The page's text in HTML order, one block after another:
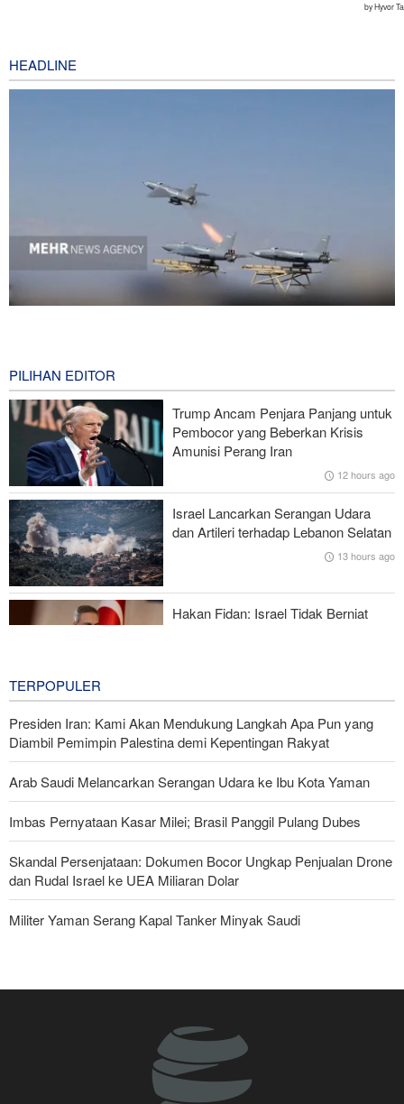
HEADLINE
Brigjen Akrami Nia: Artesh dalam Kondisi Siaga Penuh
Foreign Policy: Riyadh Terjepit di Antara Iran dan Ansarullah,
Kebijakan Ini Gagal
Brigjen Ebnolreza: Teknologi Iran Lebih Unggul daripada Sistem
Impor Mana Pun di Kawasan
Mengapa AS Nyaris Kehabisan Senjata dalam perang melawan
Iran?
PILIHAN EDITOR
Trump Ancam Penjara Panjang untuk
Pembocor yang Beberkan Krisis
Amunisi Perang Iran
12 hours ago
Israel Lancarkan Serangan Udara
dan Artileri terhadap Lebanon Selatan
13 hours ago
Hakan Fidan: Israel Tidak Berniat
TERPOPULER
Presiden Iran: Kami Akan Mendukung Langkah Apa Pun yang
Diambil Pemimpin Palestina demi Kepentingan Rakyat
Arab Saudi Melancarkan Serangan Udara ke Ibu Kota Yaman
Imbas Pernyataan Kasar Milei; Brasil Panggil Pulang Dubes
Skandal Persenjataan: Dokumen Bocor Ungkap Penjualan Drone
dan Rudal Israel ke UEA Miliaran Dolar
Militer Yaman Serang Kapal Tanker Minyak Saudi
Impor Mana Pun di Kawasan
Irak: Jumlah Peziarah yang Masuk sejak Awal Muharam Capai